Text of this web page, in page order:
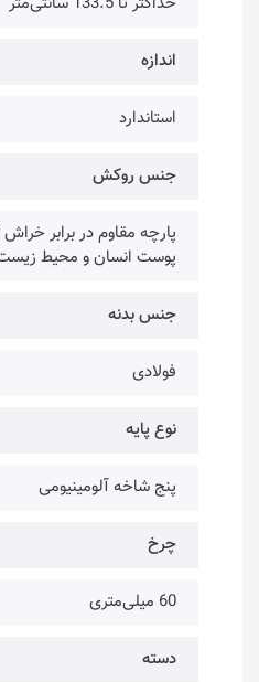
اندازه
استاندارد
جنس روکش
پارچه مقاوم در برابر
پوست انسان و محیط
جنس بدنه
فولادی
نوع پایه
پنج شاخه آلومینیومی
چرخ
60 میلی‌متری
دسته